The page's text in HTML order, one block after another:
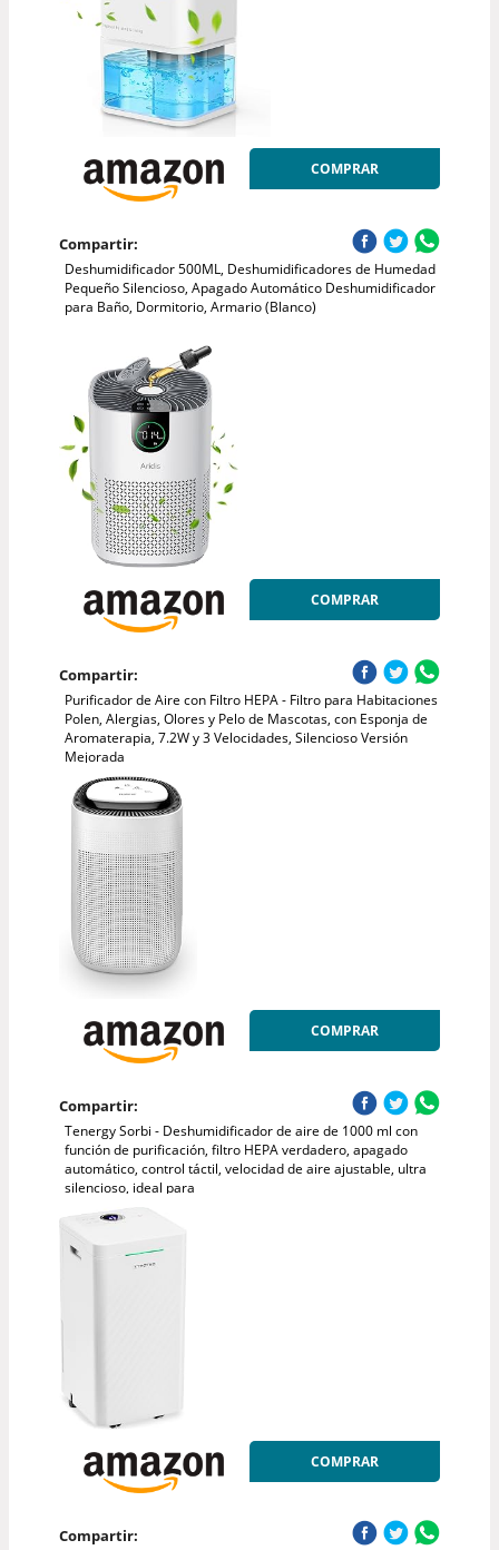
COMPRAR
Compartir:
Deshumidificador 500ML, Deshumidificadores de Humedad
Pequeño Silencioso, Apagado Automático Deshumidificador
para Baño, Dormitorio, Armario (Blanco)
COMPRAR
Compartir:
Purificador de Aire con Filtro HEPA - Filtro para Habitaciones
Polen, Alergias, Olores y Pelo de Mascotas, con Esponja de
Aromaterapia, 7.2W y 3 Velocidades, Silencioso Versión
Mejorada
COMPRAR
Compartir:
Tenergy Sorbi - Deshumidificador de aire de 1000 ml con
función de purificación, filtro HEPA verdadero, apagado
automático, control táctil, velocidad de aire ajustable, ultra
silencioso, ideal para
COMPRAR
Compartir: